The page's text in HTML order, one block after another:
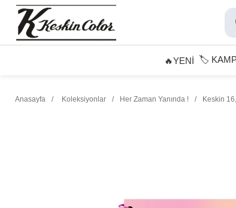
🔥YENİ 🏷️
Anasayfa Koleksiyonlar Her Zaman Yanında ! Keskin